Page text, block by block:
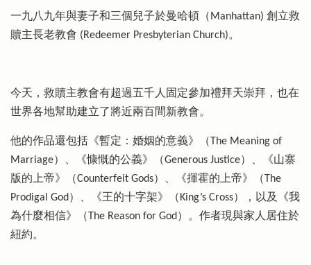
一九八九年與妻子和三個兒子於曼哈頓（Manhattan) 創立救
贖主長老教會 (Redeemer Presbyterian Church)。
今天，救贖主教會有超過五千人固定參加禮拜天崇拜，也在
世界各地幫助建立了將近兩百間新教會。
他的作品還包括《暫定：婚姻的意義》（The Meaning of
Marriage）、《慷慨的公義》（Generous Justice）、《山寨
版的上帝》（Counterfeit Gods）、《揮霍的上帝》（The
Prodigal God）、《王的十字架》（King’s Cross），以及《我
為什麼相信》（The Reason for God）。作者現與家人居住於
紐約。